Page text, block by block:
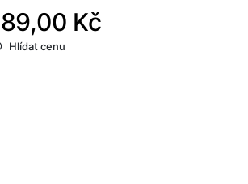
Kč
Hlídat cenu